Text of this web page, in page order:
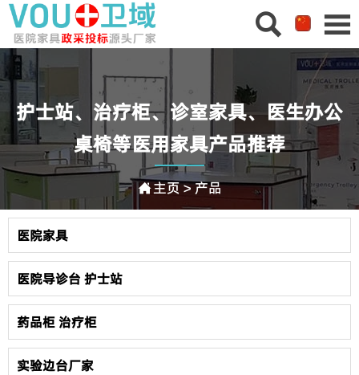
 
护士站、治疗柜、诊室家具、医生办公
桌椅等医用家具产品推荐
主页>产品
医院家具
医院导诊台 护士站
药品柜 治疗柜
实验边台厂家